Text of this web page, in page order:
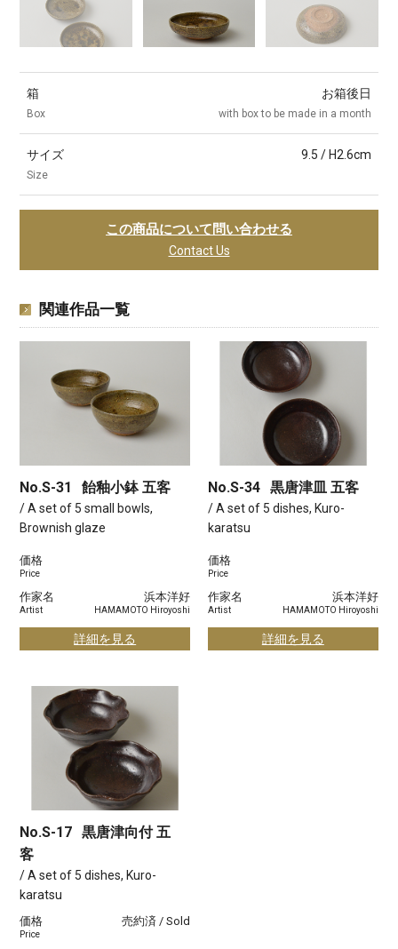
箱
Box
お箱後日
with box to be made in a month
サイズ
Size
9.5 / H2.6cm
この商品について問い合わせる
Contact Us
関連作品一覧
No.S-31 飴釉小鉢 五客
/ A set of 5 small bowls,
Brownish glaze
価格
Price
作家名
Artist
浜本洋好
HAMAMOTO Hiroyoshi
詳細を見る
No.S-34 黒唐津皿 五客
/ A set of 5 dishes, Kuro-
karatsu
価格
Price
作家名
Artist
浜本洋好
HAMAMOTO Hiroyoshi
詳細を見る
No.S-17 黒唐津向付 五
客
/ A set of 5 dishes, Kuro-
karatsu
価格
Price
売約済 / Sold